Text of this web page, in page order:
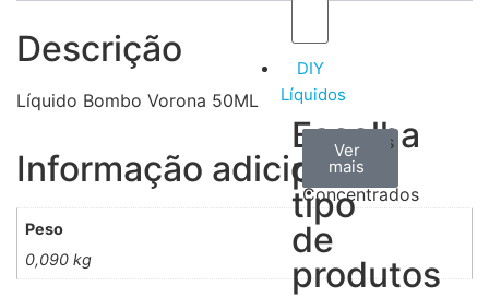
DIY
Líquidos
Escolha
por
tipo
de
produtos
Aromas
Concentrados
Ver
todos
Bases
Ver
mais
Accesorios
Ver
mais
Descrição
Líquido Bombo Vorona 50ML
Informação adicional
Peso
0,090 kg